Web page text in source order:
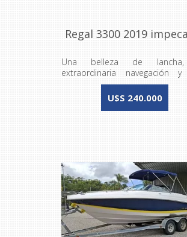
Regal 3300 2019
Una belleza de
extraordinaria navegación y
comodidad
U$S 240.000